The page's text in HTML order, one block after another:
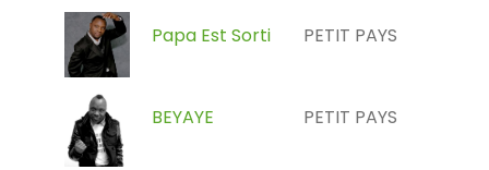
Papa Est Sorti PETIT PAYS
BEYAYE PETIT PAYS